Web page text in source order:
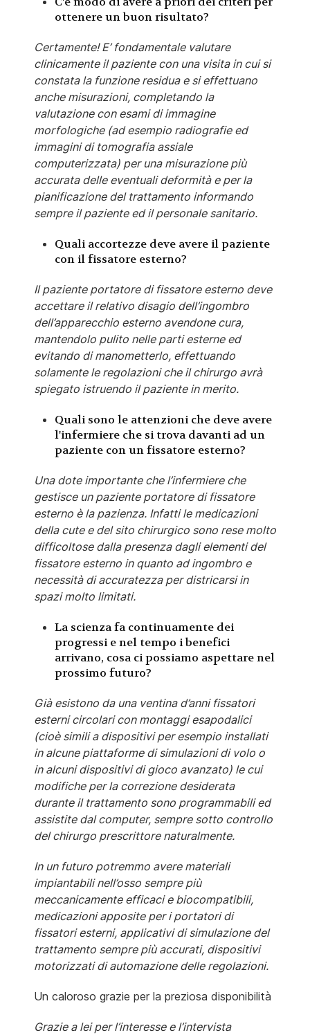
ottenere un buon risultato?
Certamente! E’ fondamentale valutare
clinicamente il paziente con una visita in cui si
constata la funzione residua e si effettuano
anche misurazioni, completando la
valutazione con esami di immagine
morfologiche (ad esempio radiografie ed
immagini di tomografia assiale
computerizzata) per una misurazione più
accurata delle eventuali deformità e per la
pianificazione del trattamento informando
sempre il paziente ed il personale sanitario.
Quali accortezze deve avere il paziente
con il fissatore esterno?
Il paziente portatore di fissatore esterno deve
accettare il relativo disagio dell’ingombro
dell’apparecchio esterno avendone cura,
mantendolo pulito nelle parti esterne ed
evitando di manometterlo, effettuando
solamente le regolazioni che il chirurgo avrà
spiegato istruendo il paziente in merito.
Quali sono le attenzioni che deve avere
l'infermiere che si trova davanti ad un
paziente con un fissatore esterno?
Una dote importante che l’infermiere che
gestisce un paziente portatore di fissatore
esterno è la pazienza. Infatti le medicazioni
della cute e del sito chirurgico sono rese molto
difficoltose dalla presenza dagli elementi del
fissatore esterno in quanto ad ingombro e
necessità di accuratezza per districarsi in
spazi molto limitati.
La scienza fa continuamente dei
progressi e nel tempo i benefici
arrivano, cosa ci possiamo aspettare nel
prossimo futuro?
Già esistono da una ventina d’anni fissatori
esterni circolari con montaggi esapodalici
(cioè simili a dispositivi per esempio installati
in alcune piattaforme di simulazioni di volo o
in alcuni dispositivi di gioco avanzato) le cui
modifiche per la correzione desiderata
durante il trattamento sono programmabili ed
assistite dal computer, sempre sotto controllo
del chirurgo prescrittore naturalmente.
In un futuro potremmo avere materiali
impiantabili nell’osso sempre più
meccanicamente efficaci e biocompatibili,
medicazioni apposite per i portatori di
fissatori esterni, applicativi di simulazione del
trattamento sempre più accurati, dispositivi
motorizzati di automazione delle regolazioni.
Un caloroso grazie per la preziosa disponibilità
Grazie a lei per l’interesse e l’intervista